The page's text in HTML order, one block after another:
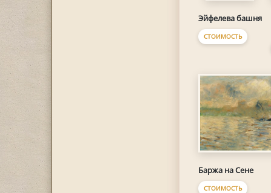
Эйфелева башня
СТОИМОСТЬ
Баржа на Сене
СТОИМОСТЬ